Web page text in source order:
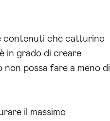
contenuti che catturino
in grado di creare
possa fare a meno di
il massimo